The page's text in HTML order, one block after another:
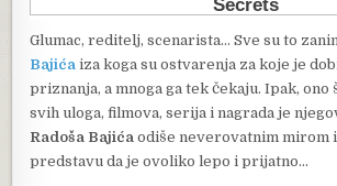
Glumac, reditelj, scenarista… Sve su to
Bajića iza koga su ostvarenja za koje je
priznanja, a mnoga ga tek čekaju. Ipak, ono
svih uloga, filmova, serija i nagrada je
Radoša Bajićaodiše neverovatnim mirom
predstavu da je ovoliko lepo i prijatno…